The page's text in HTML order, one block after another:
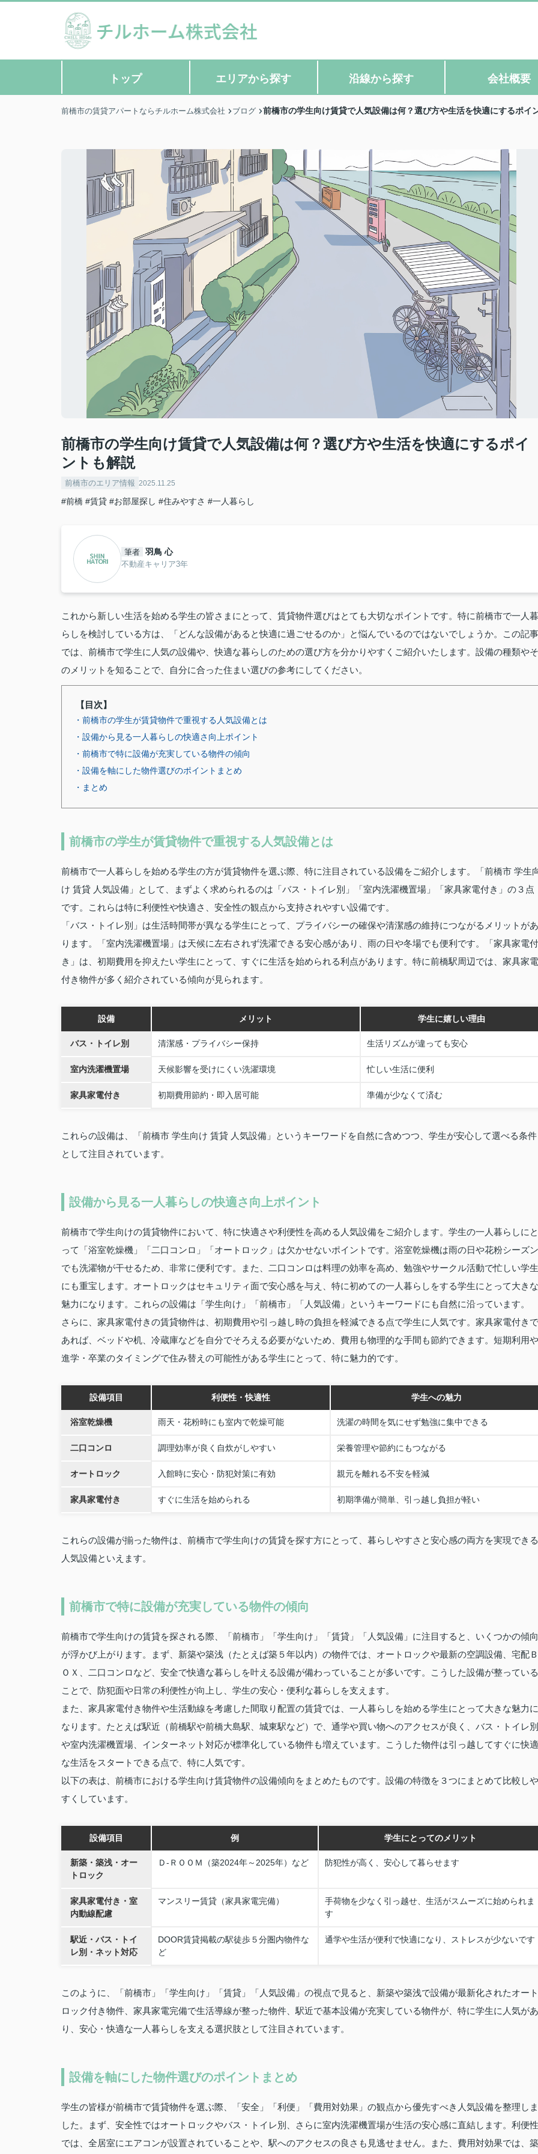
トップ エリアから探す 沿線から探す 会社概要
前橋市の賃貸アパートならチルホーム株式会社 ブログ 前橋市の学生向け賃貸で人気設備は何？選び方や生活を快適にするポイ
前橋市の学生向け賃貸で人気設備は何？選び方や生活を快適にするポイ
ントも解説
前橋市のエリア情報 2025.11.25
#前橋 #賃貸 #お部屋探し #住みやすさ #一人暮らし
筆者 羽鳥 心
不動産キャリア3年
これから新しい生活を始める学生の皆さまにとって、賃貸物件選びはとても大切なポイントです。特に前橋市で一人暮
らしを検討している方は、「どんな設備があると快適に過ごせるのか」と悩んでいるのではないでしょうか。この記事
では、前橋市で学生に人気の設備や、快適な暮らしのための選び方を分かりやすくご紹介いたします。設備の種類やそ
のメリットを知ることで、自分に合った住まい選びの参考にしてください。
【目次】
・前橋市の学生が賃貸物件で重視する人気設備とは
・設備から見る一人暮らしの快適さ向上ポイント
・前橋市で特に設備が充実している物件の傾向
・設備を軸にした物件選びのポイントまとめ
・まとめ
前橋市の学生が賃貸物件で重視する人気設備とは
前橋市で一人暮らしを始める学生の方が賃貸物件を選ぶ際、特に注目されている設備をご紹介します。「前橋市 学生
け 賃貸 人気設備」として、まずよく求められるのは「バス・トイレ別」「室内洗濯機置場」「家具家電付き」の３点
です。これらは特に利便性や快適さ、安全性の観点から支持されやすい設備です。
「バス・トイレ別」は生活時間帯が異なる学生にとって、プライバシーの確保や清潔感の維持につながるメリットがあ
ります。「室内洗濯機置場」は天候に左右されず洗濯できる安心感があり、雨の日や冬場でも便利です。「家具家電付
き」は、初期費用を抑えたい学生にとって、すぐに生活を始められる利点があります。特に前橋駅周辺では、家具家電
付き物件が多く紹介されている傾向が見られます。
設備 メリット 学生に嬉しい理由
バス・トイレ別 清潔感・プライバシー保持 生活リズムが違っても安心
室内洗濯機置場 天候影響を受けにくい洗濯環境 忙しい生活に便利
家具家電付き 初期費用節約・即入居可能 準備が少なくて済む
これらの設備は、「前橋市 学生向け 賃貸 人気設備」というキーワードを自然に含めつつ、学生が安心して選べる条件
として注目されています。
設備から見る一人暮らしの快適さ向上ポイント
前橋市で学生向けの賃貸物件において、特に快適さや利便性を高める人気設備をご紹介します。学生の一人暮らしにと
って「浴室乾燥機」「二口コンロ」「オートロック」は欠かせないポイントです。浴室乾燥機は雨の日や花粉シーズン
でも洗濯物が干せるため、非常に便利です。また、二口コンロは料理の効率を高め、勉強やサークル活動で忙しい学生
にも重宝します。オートロックはセキュリティ面で安心感を与え、特に初めての一人暮らしをする学生にとって大きな
魅力になります。これらの設備は「学生向け」「前橋市」「人気設備」というキーワードにも自然に沿っています。
さらに、家具家電付きの賃貸物件は、初期費用や引っ越し時の負担を軽減できる点で学生に人気です。家具家電付きで
あれば、ベッドや机、冷蔵庫などを自分でそろえる必要がないため、費用も物理的な手間も節約できます。短期利用や
進学・卒業のタイミングで住み替えの可能性がある学生にとって、特に魅力的です。
設備項目 利便性・快適性 学生への魅力
浴室乾燥機 雨天・花粉時にも室内で乾燥可能 洗濯の時間を気にせず勉強に集中できる
二口コンロ 調理効率が良く自炊がしやすい 栄養管理や節約にもつながる
オートロック 入館時に安心・防犯対策に有効 親元を離れる不安を軽減
家具家電付き すぐに生活を始められる 初期準備が簡単、引っ越し負担が軽い
これらの設備が揃った物件は、前橋市で学生向けの賃貸を探す方にとって、暮らしやすさと安心感の両方を実現できる
人気設備といえます。
前橋市で特に設備が充実している物件の傾向
前橋市で学生向けの賃貸を探される際、「前橋市」「学生向け」「賃貸」「人気設備」に注目すると、いくつかの傾向
が浮かび上がります。まず、新築や築浅（たとえば築５年以内）の物件では、オートロックや最新の空調設備、宅配Ｂ
ＯＸ、二口コンロなど、安全で快適な暮らしを叶える設備が備わっていることが多いです。こうした設備が整っている
ことで、防犯面や日常の利便性が向上し、学生の安心・便利な暮らしを支えます。
また、家具家電付き物件や生活動線を考慮した間取り配置の賃貸では、一人暮らしを始める学生にとって大きな魅力に
なります。たとえば駅近（前橋駅や前橋大島駅、城東駅など）で、通学や買い物へのアクセスが良く、バス・トイレ別
や室内洗濯機置場、インターネット対応が標準化している物件も増えています。こうした物件は引っ越してすぐに快適
な生活をスタートできる点で、特に人気です。
以下の表は、前橋市における学生向け賃貸物件の設備傾向をまとめたものです。設備の特徴を３つにまとめて比較しや
すくしています。
設備項目 例 学生にとってのメリット
新築・築浅・オー
トロック
Ｄ‑ＲＯＯＭ（築2024年～2025年）など 防犯性が高く、安心して暮らせます
家具家電付き・室
内動線配慮
マンスリー賃貸（家具家電完備）
手荷物を少なく引っ越せ、生活がスムーズに始められま
す
駅近・バス・トイ
レ別・ネット対応
DOOR賃貸掲載の駅徒歩５分圏内物件な
ど
通学や生活が便利で快適になり、ストレスが少ないです
このように、「前橋市」「学生向け」「賃貸」「人気設備」の視点で見ると、新築や築浅で設備が最新化されたオート
ロック付き物件、家具家電完備で生活導線が整った物件、駅近で基本設備が充実している物件が、特に学生に人気があ
り、安心・快適な一人暮らしを支える選択肢として注目されています。
設備を軸にした物件選びのポイントまとめ
学生の皆様が前橋市で賃貸物件を選ぶ際、「安全」「利便」「費用対効果」の観点から優先すべき人気設備を整理しま
した。まず、安全性ではオートロックやバス・トイレ別、さらに室内洗濯機置場が生活の安心感に直結します。利便性
では、全居室にエアコンが設置されていることや、駅へのアクセスの良さも見逃せません。また、費用対効果では、築